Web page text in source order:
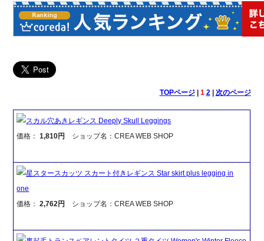
TOPページ| 1 2| 次のページ
スカル穴あきレギンス Deeply Skull Leggings
価格：1,810円 ショップ名：CREA WEB SHOP
星スタースカッツ スカート付きレギンス Star skirt plus legging in
one
価格：2,762円 ショップ名：CREA WEB SHOP